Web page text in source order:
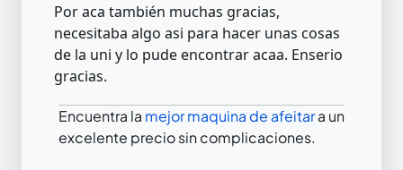
Por aca también muchas gracias,
necesitaba algo asi para hacer unas cosas
de la uni y lo pude encontrar acaa. Enserio
gracias.
Encuentra la mejor maquina de afeitara un
excelente precio sin complicaciones.